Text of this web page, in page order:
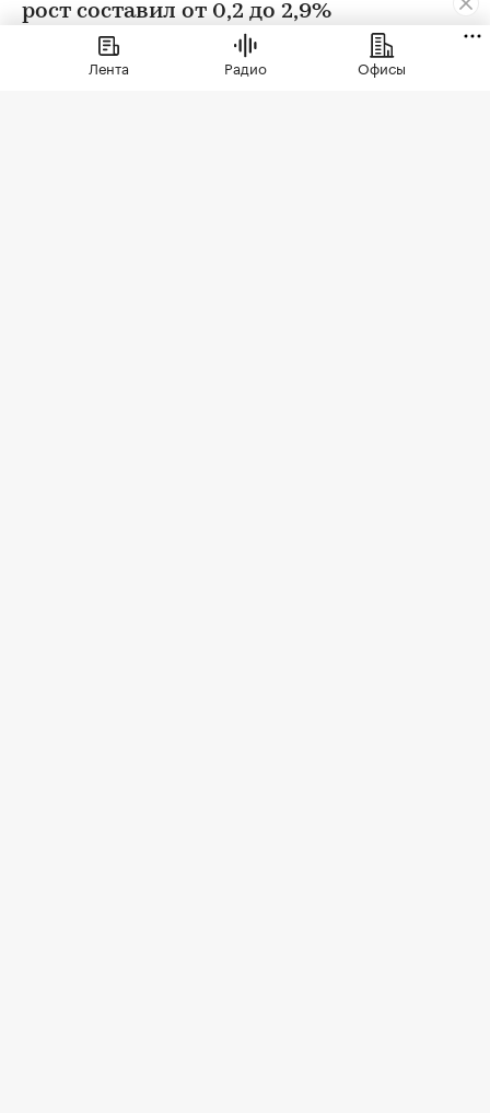
рост составил от 0,2 до 2,9%
Лента Радио Офисы